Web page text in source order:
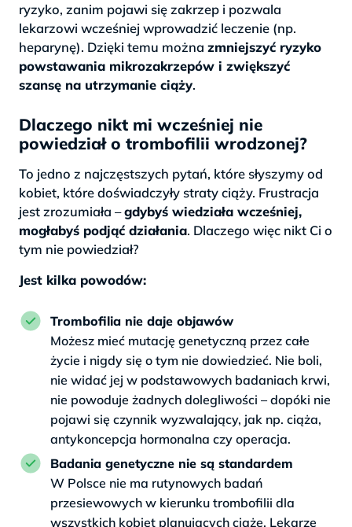
ryzyko, zanim pojawi się zakrzep i pozwala
lekarzowi wcześniej wprowadzić leczenie (np.
heparynę). Dzięki temu można zmniejszyć ryzyko
powstawania mikrozakrzepów i zwiększyć
szansę na utrzymanie ciąży.
Dlaczego nikt mi wcześniej nie
powiedział o trombofilii wrodzonej?
To jedno z najczęstszych pytań, które słyszymy od
kobiet, które doświadczyły straty ciąży. Frustracja
jest zrozumiała –gdybyś wiedziała wcześniej,
mogłabyś podjąć działania. Dlaczego więc nikt Ci o
tym nie powiedział?
Jest kilka powodów:
Trombofilia nie daje objawów
Możesz mieć mutację genetyczną przez całe
życie i nigdy się o tym nie dowiedzieć. Nie boli,
nie widać jej w podstawowych badaniach krwi,
nie powoduje żadnych dolegliwości – dopóki nie
pojawi się czynnik wyzwalający, jak np. ciąża,
antykoncepcja hormonalna czy operacja.
Badania genetyczne nie są standardem
W Polsce nie ma rutynowych badań
przesiewowych w kierunku trombofilii dla
wszystkich kobiet planujących ciążę. Lekarze